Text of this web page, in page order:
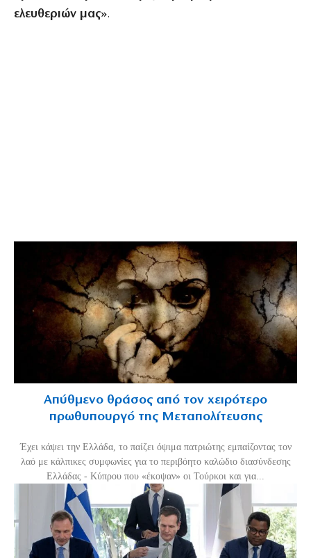
ελευθεριών μας».
Απύθμενο θράσος από τον χειρότερο
πρωθυπουργό της Μεταπολίτευσης
Έχει κάψει την Ελλάδα, το παίζει όψιμα πατριώτης εμπαίζοντας τον
λαό με κάλπικες συμφωνίες για το περιβόητο καλώδιο διασύνδεσης
Ελλάδας - Κύπρου που «έκοψαν» οι Τούρκοι και για...